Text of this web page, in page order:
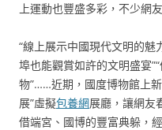
上運動也豐盛多彩，不少網
“線上展示中國現代文明的魅
埠也能觀賞如許的文明盛宴
物”……近期，國度博物館上
展”虛擬包養網展廳，讓網友
借端宮、國博的豐富典躲，